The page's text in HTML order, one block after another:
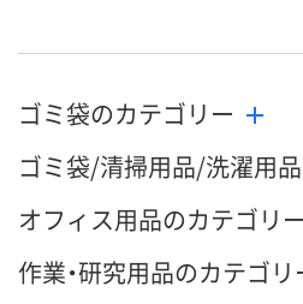
ゴミ袋のカテゴリー
ゴミ袋/清掃用品/洗濯用
オフィス用品のカテゴリー
作業・研究用品のカテゴリ